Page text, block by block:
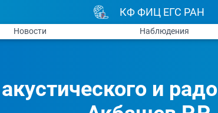
КФ ФИЦ ЕГС РАН
Новости Наблюдения
и